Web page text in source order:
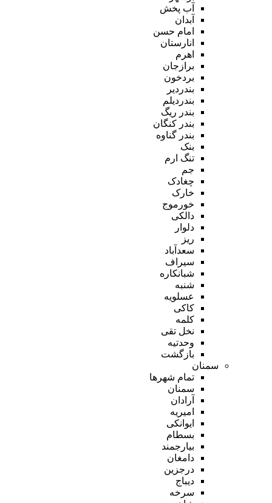
آب پخش
آبدان
امام حسن
انارستان
اهرم
برازجان
بردخون
بندردیر
بندردیلم
بندر ریگ
بندر کنگان
بندر گناوه
بنک
تنگ ارم
جم
چغادک
خارک
خورموج
دالکی
دلوار
ریز
سعدآباد
سیراف
شبانکاره
شنبه
عسلویه
کاکی
کلمه
نخل تقی
وحدتیه
بازگشت
سمنان
تمام شهر‌ها
سمنان
آرادان
امیریه
ایوانکی
بسطام
بیارجمند
دامغان
درجزین
دیباج
سرخه